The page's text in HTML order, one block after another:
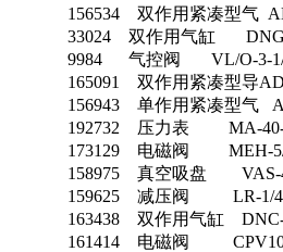
156534 双作用紧凑型气
33024 双作用气缸 DNG-
9984 气控阀 VL/O-3-
165091 双作用紧凑型导
156943 单作用紧凑型气
192732 压力表 MA-40-
173129 电磁阀 MEH-5/
158975 真空吸盘 VAS-
159625 减压阀 LR-1/
163438 双作用气缸 DNC-
161414 电磁阀 CPV10-